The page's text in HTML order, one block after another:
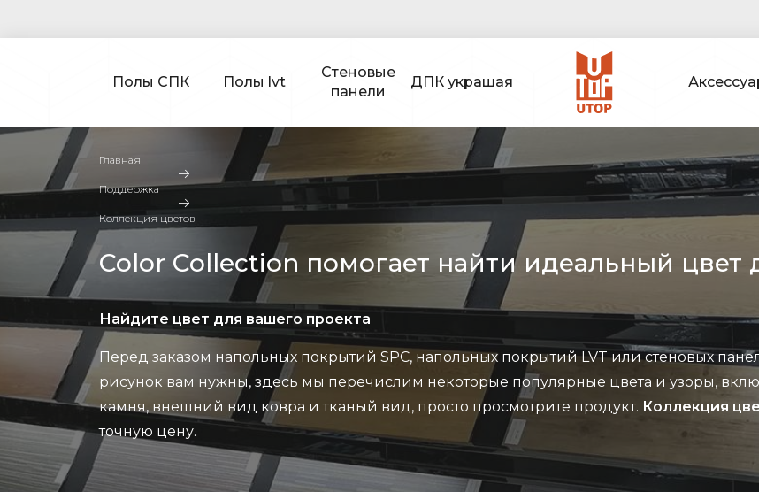
Полы СПК Полы lvt
Стеновые
панели
ДПК украшая
Главная
Поддержка
Коллекция цветов
Color Collection помогает найти идеальный цвет
Найдите цвет для вашего проекта
Перед заказом напольных покрытий SPC, напольных покрытий LVT или стеновых
рисунок вам нужны, здесь мы перечислим некоторые популярные цвета и узоры,
камня, внешний вид ковра и тканый вид, просто просмотрите продукт. Коллекция
точную цену.